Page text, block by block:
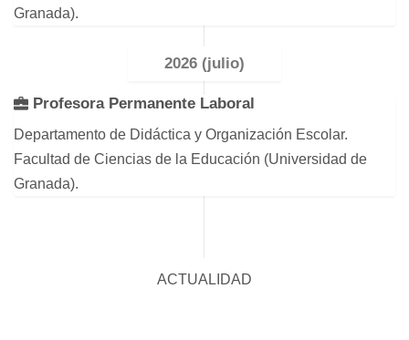
Granada).
2026 (julio)
Profesora Permanente Laboral
Departamento de Didáctica y Organización Escolar.
Facultad de Ciencias de la Educación (Universidad de
Granada).
ACTUALIDAD